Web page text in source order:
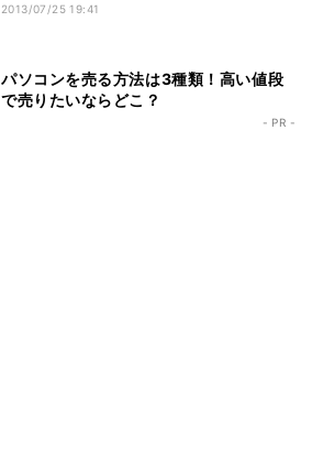
2013/07/25 19:41
パソコンを売る方法は3種類！高い値段
で売りたいならどこ？
- PR -